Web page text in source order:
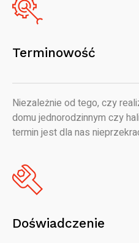
Terminowość
Niezależnie od tego, czy
domu jednorodzinnym czy
termin jest dla nas
Doświadczenie